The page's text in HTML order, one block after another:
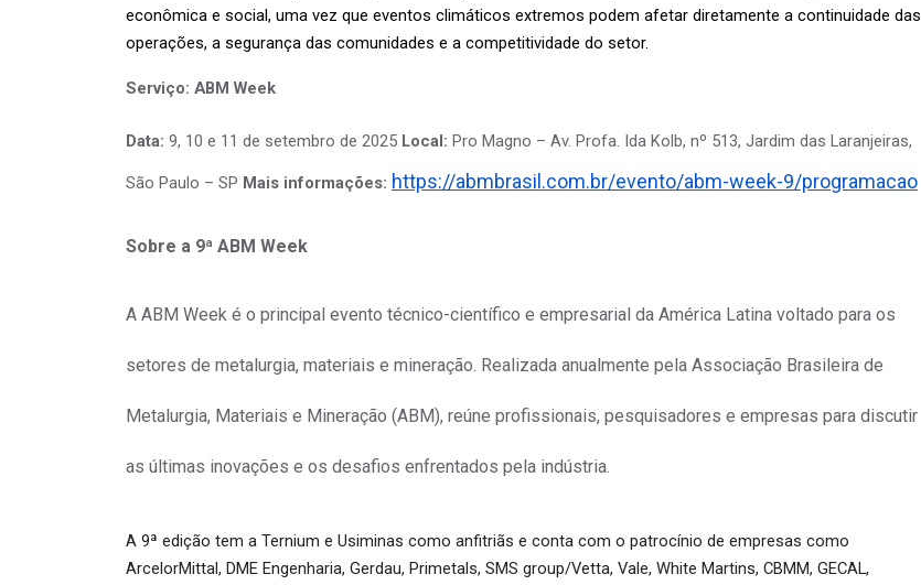
econômica e social, uma vez que eventos climáticos extremos podem afetar diretamente a continuidade das
operações, a segurança das comunidades e a competitividade do setor.
Serviço: ABM Week
Data: 9, 10 e 11 de setembro de 2025 Local: Pro Magno – Av. Profa. Ida Kolb, nº 513, Jardim das Laranjeiras,
São Paulo – SP Mais informações: https://abmbrasil.com.br/evento/abm-week-9/programacao
Sobre a 9ª ABM Week
A ABM Week é o principal evento técnico-científico e empresarial da América Latina voltado para os
setores de metalurgia, materiais e mineração. Realizada anualmente pela Associação Brasileira de
Metalurgia, Materiais e Mineração (ABM), reúne profissionais, pesquisadores e empresas para discutir
as últimas inovações e os desafios enfrentados pela indústria.
A 9ª edição tem a Ternium e Usiminas como anfitriãs e conta com o patrocínio de empresas como
ArcelorMittal, DME Engenharia, Gerdau, Primetals, SMS group/Vetta, Vale, White Martins, CBMM, GECAL,